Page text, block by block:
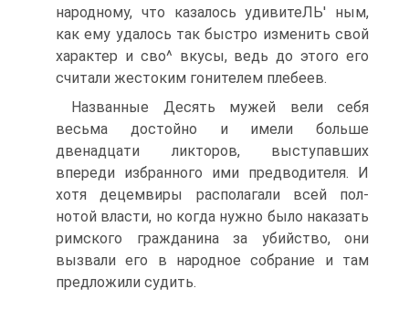
народному, что казалось удивитеЛЬ' ным,
как ему удалось так быстро изменить свой
характер и сво^ вкусы, ведь до этого его
считали жестоким гонителем плебеев.
Названные Десять мужей вели себя
весьма достойно и имели больше
двенадцати ликторов, выступавших
впереди избранного ими предводителя. И
хотя децемвиры располагали всей пол-
нотой власти, но когда нужно было наказать
римского гражданина за убийство, они
вызвали его в народное собрание и там
предложили судить.